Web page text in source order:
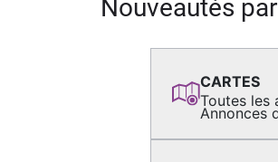
Nouveautés
CARTES
Toutes les
Annonces